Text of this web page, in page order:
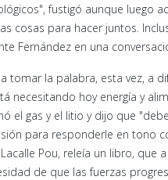
fustigó aunque luego
cosas para hacer juntos.
Fernández en una
tomar la palabra, esta vez, a
necesitando hoy energía y
el gas y el litio y dijo que
para responderle en tono
Pou, releía un libro, que
de que las fuerzas